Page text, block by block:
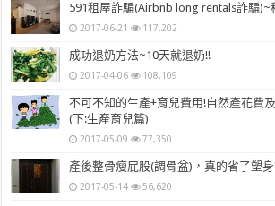
591租屋詐騙(Airbnb long rentals詐騙)~
2017-06-21 117,202
成功退奶方法~10天就退奶!!
2017-04-06 108,109
不可不知的生產+育兒費用!自然產花費
(下:生產育兒篇)
2017-05-09 77,350
產後整骨瘦屁股(調骨盆)，真的省了塑
2017-05-14 56,620